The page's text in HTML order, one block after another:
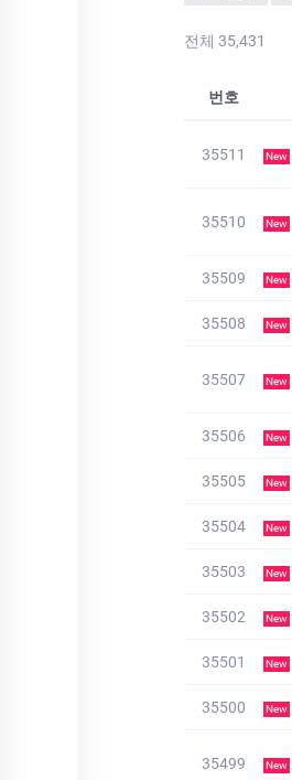
전체 35,431
번호
35511 New
35510 New
35509 New
35508 New
35507 New
35506 New
35505 New
35504 New
35503 New
35502 New
35501 New
35500 New
35499 New